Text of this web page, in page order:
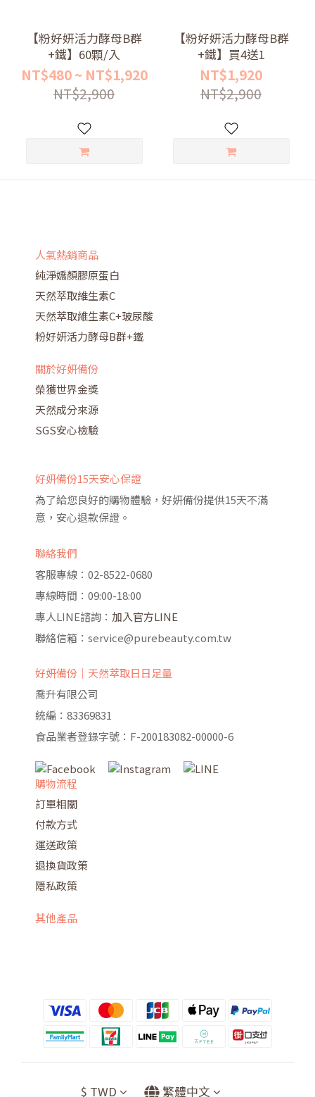
【粉好妍活力酵母B群
+鐵】60顆/入
NT$480 ~ NT$1,920
NT$2,900
【粉好妍活力酵母B群
+鐵】買4送1
NT$1,920
NT$2,900
人氣熱銷商品
純淨嬌顏膠原蛋白
天然萃取維生素C
天然萃取維生素C+玻尿酸
粉好妍活力酵母B群+鐵
關於好妍備份
榮獲世界金獎
天然成分來源
SGS安心檢驗
好妍備份15天安心保證
為了給您良好的購物體驗，好妍備份提供15天不滿
意，安心退款保證。
聯絡我們
客服專線：02-8522-0680
專線時間：09:00-18:00
專人LINE諮詢： 加入官方LINE
聯絡信箱：service@purebeauty.com.tw
好妍備份｜天然萃取日日足量
喬升有限公司
統編：83369831
食品業者登錄字號：F-200183082-00000-6
購物流程
訂單相關
付款方式
運送政策
退換貨政策
隱私政策
其他產品
$ TWD 繁體中文